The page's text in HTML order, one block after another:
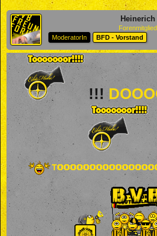
Heinerich
Forenmitglied
ModeratorIn
BFD - Vorstand
!!!